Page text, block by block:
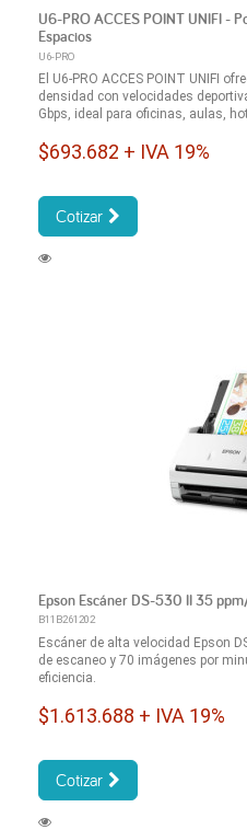
U6-PRO ACCES POINT UNIFI -
Espacios
U6-PRO
El U6-PRO ACCES POINT UNIFI
densidad con velocidades
Gbps, ideal para oficinas, aulas,
$693.682 + IVA 19%
Cotizar
Epson Escáner DS-530 II 35
B11B261202
Escáner de alta velocidad Epson
de escaneo y 70 imágenes por
eficiencia.
$1.613.688 + IVA 19%
Cotizar